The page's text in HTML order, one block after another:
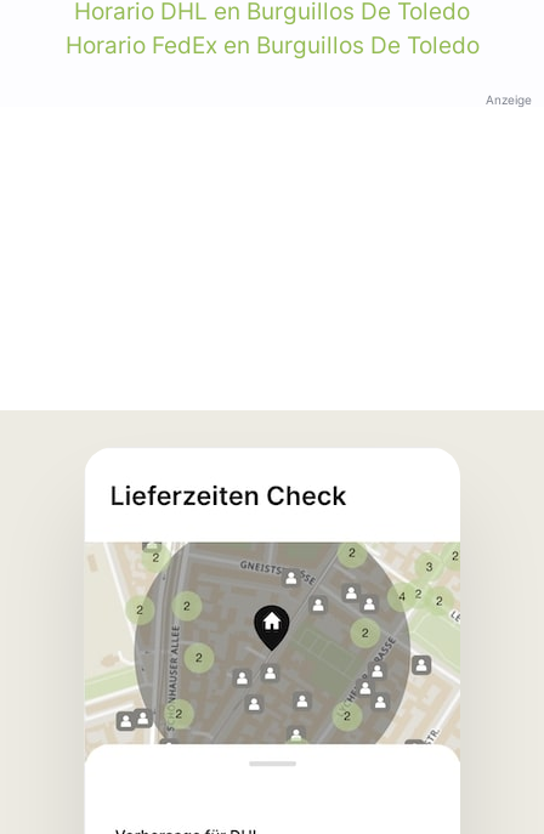
Horario DHL en Burguillos De Toledo
Horario FedEx en Burguillos De Toledo
Anzeige